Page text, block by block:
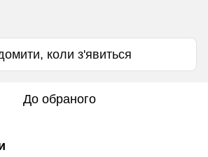
коли з'явиться
До обраного